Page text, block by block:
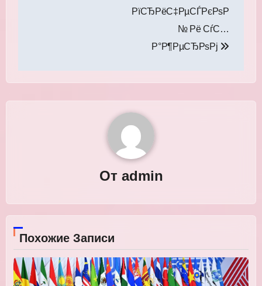
РїСЂРёС‡РµСЃРєРѕР
№ Рё СѓС…
Р°Р¶РµСЂРѕРј
От admin
Похожие Записи